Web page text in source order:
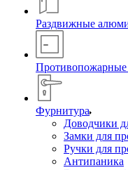
Раздвижные
Фурнитура
Доводчики
Замки для
Ручки для
Антипаника